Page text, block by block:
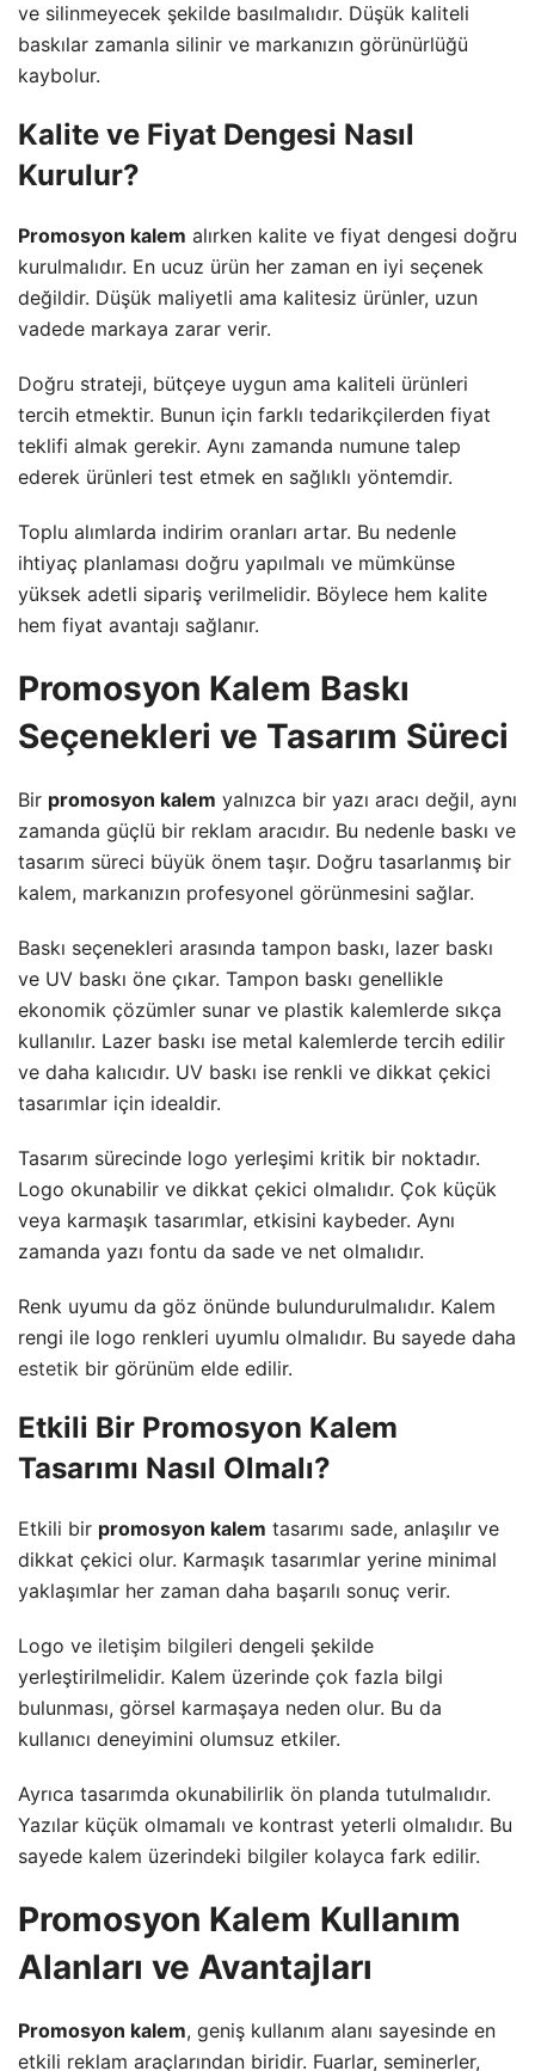
ve silinmeyecek şekilde basılmalıdır. Düşük kaliteli
baskılar zamanla silinir ve markanızın görünürlüğü
kaybolur.
Kalite ve Fiyat Dengesi Nasıl
Kurulur?
Promosyon kalem alırken kalite ve fiyat dengesi doğru
kurulmalıdır. En ucuz ürün her zaman en iyi seçenek
değildir. Düşük maliyetli ama kalitesiz ürünler, uzun
vadede markaya zarar verir.
Doğru strateji, bütçeye uygun ama kaliteli ürünleri
tercih etmektir. Bunun için farklı tedarikçilerden fiyat
teklifi almak gerekir. Aynı zamanda numune talep
ederek ürünleri test etmek en sağlıklı yöntemdir.
Toplu alımlarda indirim oranları artar. Bu nedenle
ihtiyaç planlaması doğru yapılmalı ve mümkünse
yüksek adetli sipariş verilmelidir. Böylece hem kalite
hem fiyat avantajı sağlanır.
Promosyon Kalem Baskı
Seçenekleri ve Tasarım Süreci
Bir promosyon kalem yalnızca bir yazı aracı değil, aynı
zamanda güçlü bir reklam aracıdır. Bu nedenle baskı ve
tasarım süreci büyük önem taşır. Doğru tasarlanmış bir
kalem, markanızın profesyonel görünmesini sağlar.
Baskı seçenekleri arasında tampon baskı, lazer baskı
ve UV baskı öne çıkar. Tampon baskı genellikle
ekonomik çözümler sunar ve plastik kalemlerde sıkça
kullanılır. Lazer baskı ise metal kalemlerde tercih edilir
ve daha kalıcıdır. UV baskı ise renkli ve dikkat çekici
tasarımlar için idealdir.
Tasarım sürecinde logo yerleşimi kritik bir noktadır.
Logo okunabilir ve dikkat çekici olmalıdır. Çok küçük
veya karmaşık tasarımlar, etkisini kaybeder. Aynı
zamanda yazı fontu da sade ve net olmalıdır.
Renk uyumu da göz önünde bulundurulmalıdır. Kalem
rengi ile logo renkleri uyumlu olmalıdır. Bu sayede daha
estetik bir görünüm elde edilir.
Etkili Bir Promosyon Kalem
Tasarımı Nasıl Olmalı?
Etkili bir promosyon kalem tasarımı sade, anlaşılır ve
dikkat çekici olur. Karmaşık tasarımlar yerine minimal
yaklaşımlar her zaman daha başarılı sonuç verir.
Logo ve iletişim bilgileri dengeli şekilde
yerleştirilmelidir. Kalem üzerinde çok fazla bilgi
bulunması, görsel karmaşaya neden olur. Bu da
kullanıcı deneyimini olumsuz etkiler.
Ayrıca tasarımda okunabilirlik ön planda tutulmalıdır.
Yazılar küçük olmamalı ve kontrast yeterli olmalıdır. Bu
sayede kalem üzerindeki bilgiler kolayca fark edilir.
Promosyon Kalem Kullanım
Alanları ve Avantajları
Promosyon kalem, geniş kullanım alanı sayesinde en
etkili reklam araçlarından biridir. Fuarlar, seminerler,